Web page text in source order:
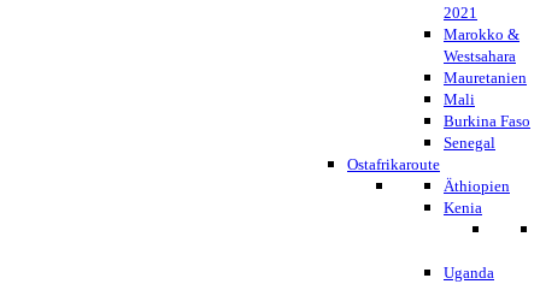
2021
Marokko &
Westsahara
Mauretanien
Mali
Burkina Faso
Senegal
Ostafrikaroute
Äthiopien
Kenia
Uganda